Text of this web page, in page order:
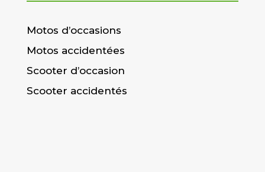
Motos d’occasions
Motos accidentées
Scooter d’occasion
Scooter accidentés